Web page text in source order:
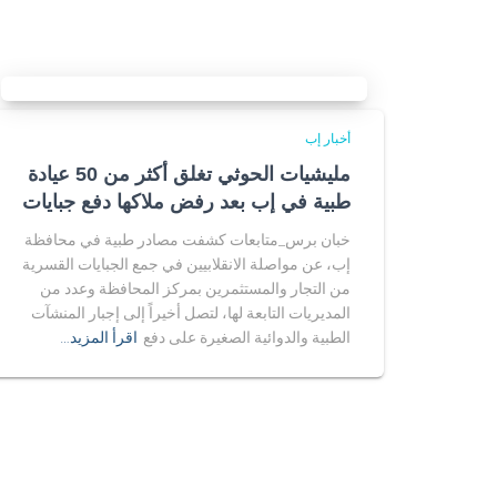
أخبار إب
مليشيات الحوثي تغلق أكثر من 50 عيادة
طبية في إب بعد رفض ملاكها دفع جبايات
خبان برس_متابعات كشفت مصادر طبية في محافظة
إب، عن مواصلة الانقلابيين في جمع الجبايات القسرية
من التجار والمستثمرين بمركز المحافظة وعدد من
المديريات التابعة لها، لتصل أخيراً إلى إجبار المنشآت
الطبية والدوائية الصغيرة على دفع اقرأ المزيد…